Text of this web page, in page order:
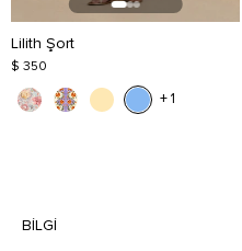
Lilith Şort
$ 350
+ 1
BILGI